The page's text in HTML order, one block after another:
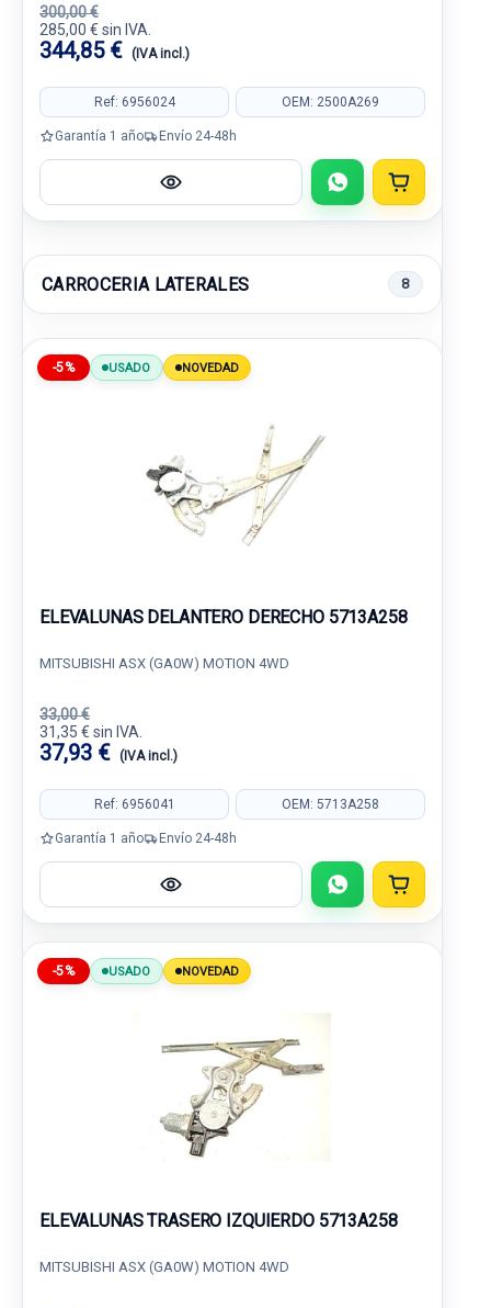
300,00 €
285,00 € sin IVA.
344,85 € (IVA incl.)
Ref: 6956024 OEM: 2500A269
Garantía 1 año Envío 24-48h
CARROCERIA LATERALES 8
-5% USADO NOVEDAD
ELEVALUNAS DELANTERO DERECHO 5713A258
MITSUBISHI ASX (GA0W) MOTION 4WD
33,00 €
31,35 € sin IVA.
37,93 € (IVA incl.)
Ref: 6956041 OEM: 5713A258
Garantía 1 año Envío 24-48h
-5% USADO NOVEDAD
ELEVALUNAS TRASERO IZQUIERDO 5713A258
MITSUBISHI ASX (GA0W) MOTION 4WD